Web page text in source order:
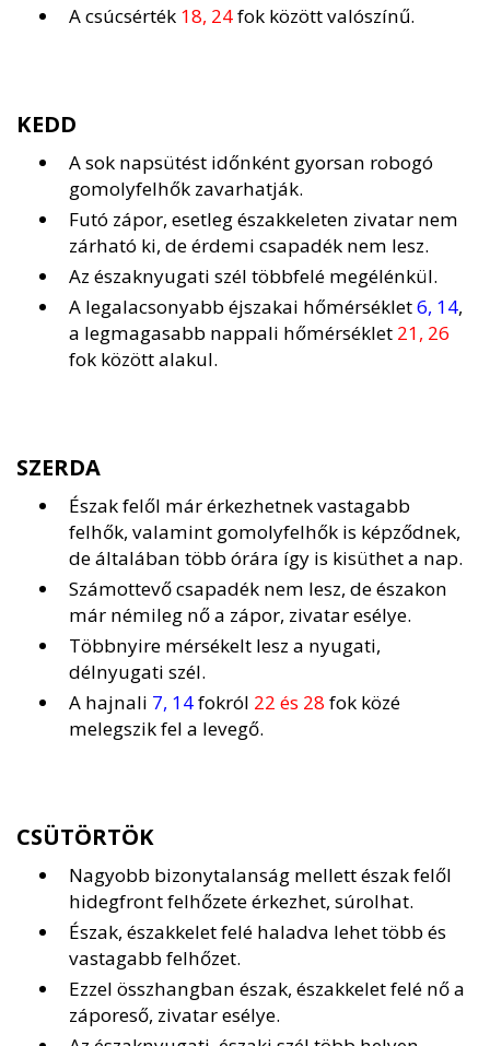
A csúcsérték 18, 24fok között valószínű.
KEDD
A sok napsütést időnként gyorsan robogó
gomolyfelhők zavarhatják.
Futó zápor, esetleg északkeleten zivatar nem
zárható ki, de érdemi csapadék nem lesz.
Az északnyugati szél többfelé megélénkül.
A legalacsonyabb éjszakai hőmérséklet6, 14,
a legmagasabb nappali hőmérséklet 21, 26
fok között alakul.
SZERDA
Észak felől már érkezhetnek vastagabb
felhők, valamint gomolyfelhők is képződnek,
de általában több órára így is kisüthet a nap.
Számottevő csapadék nem lesz, de északon
már némileg nő a zápor, zivatar esélye.
Többnyire mérsékelt lesz a nyugati,
délnyugati szél.
A hajnali 7, 14fokról 22 és 28 fok közé
melegszik fel a levegő.
CSÜTÖRTÖK
Nagyobb bizonytalanság mellett észak felől
hidegfront felhőzete érkezhet, súrolhat.
Észak, északkelet felé haladva lehet több és
vastagabb felhőzet.
Ezzel összhangban észak, északkelet felé nő a
záporeső, zivatar esélye.